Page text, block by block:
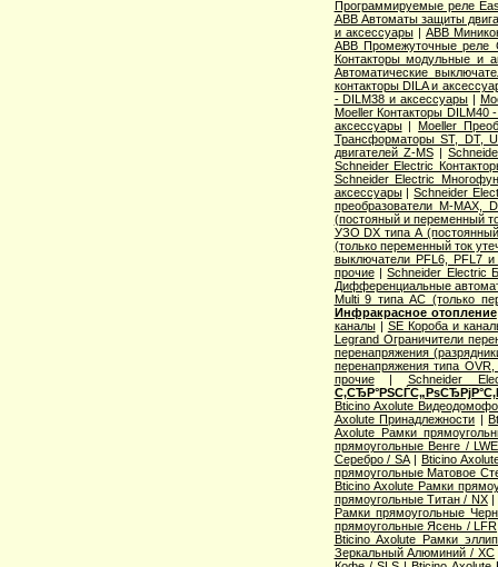
Программируемые реле
ABB Автоматы защиты
и аксессуары|ABB
ABB Промежуточные реле
Контакторы модульные и
Автоматические
контакторы DILA и
- DILM38 и аксессуары |
Moeller Контакторы DILM40
аксессуары|Moeller
Трансформаторы ST, DT,
двигателей Z-MS|
Schneider Electric
Schneider Electric
аксессуары|Schneider
преобразователи M-MAX,
(постояный и переменный
УЗО DX типа А
(только переменный ток
выключатели PFL6, PFL7 и
прочие|Schneider Electric
Дифференциальные
Multi 9 типа АС (только
Инфракрасное отопление
каналы| SE Короба и
Legrand Ограничители
перенапряжения
перенапряжения типа
прочие|Schneider
Bticino Axolute
Axolute Принадлежности |
Axolute Рамки
прямоугольные Венге / LWE
Серебро / SA|Bticino
прямоугольные Матовое
Bticino Axolute Рамки
прямоугольные Титан / NX|
Рамки прямоугольные
прямоугольные Ясень / LFR
Bticino Axolute Рамки
Зеркальный Алюминий / XC